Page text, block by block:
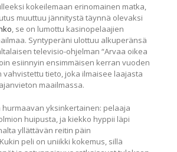
kokeilemaan erinomainen matka,
muuttuu jännitystä täynnä olevaksi
, se on lumottu kasinopelaajien
Syntyperäni ulottuu alkuperänsä
televisio-ohjelman “Arvaa oikea
esiinnyin ensimmäisen kerran vuoden
vahvistettu tieto, joka ilmaisee laajasta
maailmassa.
yksinkertainen: pelaaja
huipusta, ja kiekko hyppii läpi
yllättävän reitin päin
peli on uniikki kokemus, sillä